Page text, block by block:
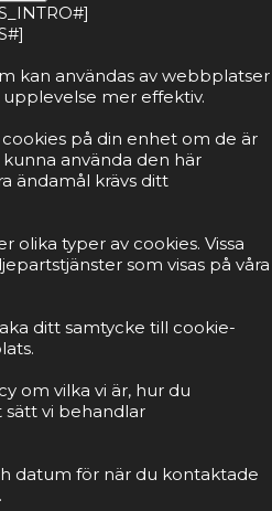
kan användas av webbplatser
mer effektiv.
på din enhet om de är
använda den här
ändamål krävs ditt
olika typer av cookies. Vissa
som visas på våra
ditt samtycke till cookie-
om vilka vi är, hur du
sätt vi behandlar
datum för när du kontaktade